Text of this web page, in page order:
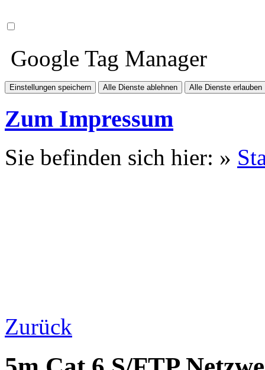
Google Tag Manager
Einstellungen speichern Alle Dienste ablehnen Alle Dienste erlauben
Zum Impressum
Sie befinden sich hier: »
Zurück